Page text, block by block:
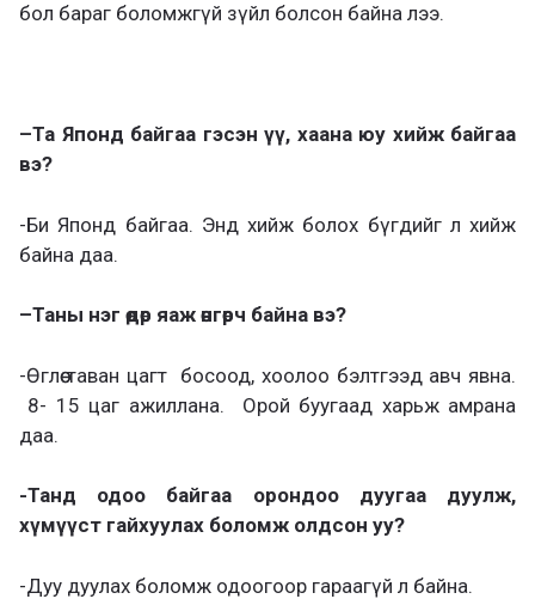
бол бараг боломжгүй зүйл болсон байна лээ.
–Та Японд байгаа гэсэн үү, хаана юу хийж байгаа
вэ?
-Би Японд байгаа. Энд хийж болох бүгдийг л хийж
байна даа.
–Таны нэг өдөр яаж өнгөрч байна вэ?
-Өглөө таван цагт босоод, хоолоо бэлтгээд авч явна.
8- 15 цаг ажиллана. Орой буугаад харьж амрана
даа.
-Танд одоо байгаа орондоо дуугаа дуулж,
хүмүүст гайхуулах боломж олдсон уу?
-Дуу дуулах боломж одоогоор гараагүй л байна.